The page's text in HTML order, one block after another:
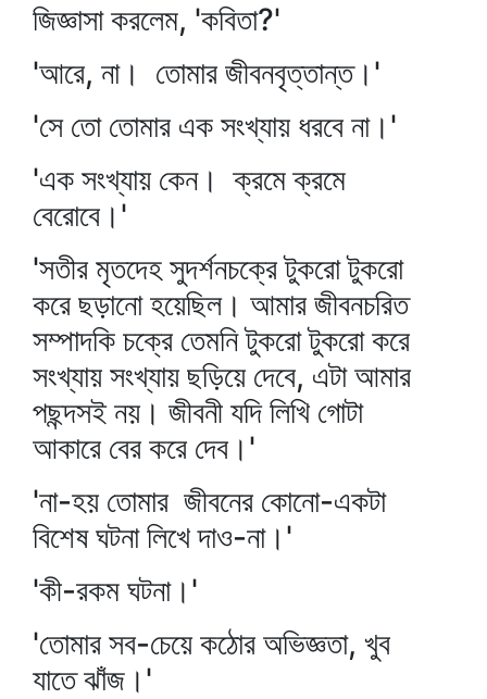
জিজ্ঞাসা করলেম, 'কবিতা?'
'আরে, না। তোমার জীবনবৃত্তান্ত।'
'সে তো তোমার এক সংখ্যায় ধরবে না।'
'এক সংখ্যায় কেন। ক্রমে ক্রমে
বেরোবে।'
'সতীর মৃতদেহ সুদর্শনচক্রে টুকরো টুকরো
করে ছড়ানো হয়েছিল। আমার জীবনচরিত
সম্পাদকি চক্রে তেমনি টুকরো টুকরো করে
সংখ্যায় সংখ্যায় ছড়িয়ে দেবে, এটা আমার
পছন্দসই নয়। জীবনী যদি লিখি গোটা
আকারে বের করে দেব।'
'না-হয় তোমার জীবনের কোনো-একটা
বিশেষ ঘটনা লিখে দাও-না।'
'কী-রকম ঘটনা।'
'তোমার সব-চেয়ে কঠোর অভিজ্ঞতা, খুব
যাতে ঝাঁজ।'